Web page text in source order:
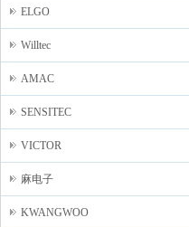
ELGO
Willtec
AMAC
SENSITEC
VICTOR
麻电子
KWANGWOO